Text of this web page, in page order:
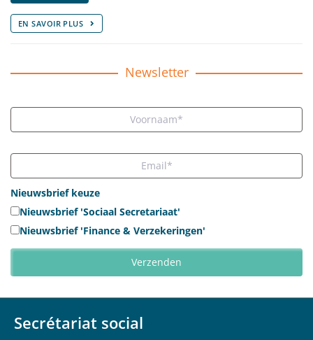
EN SAVOIR PLUS
Newsletter
Nieuwsbrief keuze
Nieuwsbrief 'Sociaal Secretariaat'
Nieuwsbrief 'Finance & Verzekeringen'
Secrétariat social